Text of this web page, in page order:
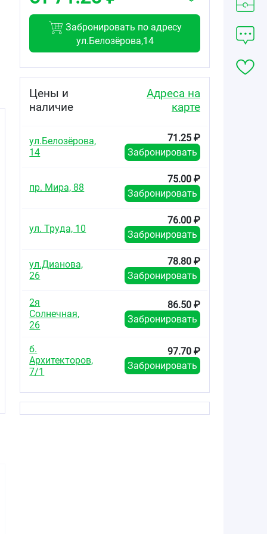
Забронировать по адресу
ул.Белозёрова,14
Цены и
наличие
Адреса на
карте
ул.Белозёрова,
14
71.25 ₽
Забронировать
пр. Мира, 88
75.00 ₽
Забронировать
ул. Труда, 10
76.00 ₽
Забронировать
ул.Дианова,
26
78.80 ₽
Забронировать
2я
Солнечная,
26
86.50 ₽
Забронировать
б.
Архитекторов,
7/1
97.70 ₽
Забронировать